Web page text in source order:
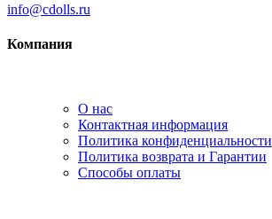
info@cdolls.ru
Компания
О нас
Контактная информация
Политика конфиденциальности
Политика возврата и Гарантии
Способы оплаты